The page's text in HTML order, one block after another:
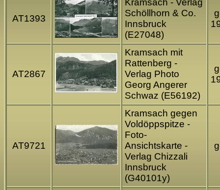
AT1393
Kramsach - Verlag
Schöllhorn & Co.
Innsbruck
(E27048)
AT2867
Kramsach mit
Rattenberg -
Verlag Photo
Georg Angerer
Schwaz (E56192)
AT9721
Kramsach gegen
Voldöppspitze -
Foto-
Ansichtskarte -
Verlag Chizzali
Innsbruck
(G40101y)